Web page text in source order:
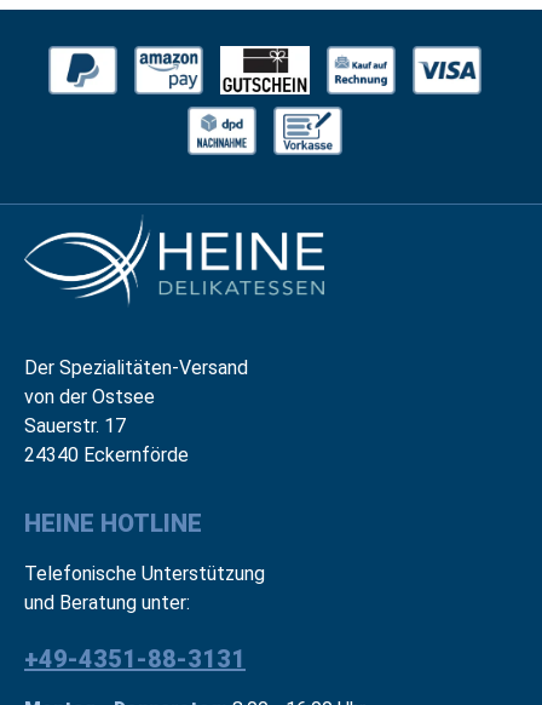
Der Spezialitäten-Versand
von der Ostsee
Sauerstr. 17
24340 Eckernförde
HEINE HOTLINE
Telefonische Unterstützung
und Beratung unter:
+49-4351-88-3131